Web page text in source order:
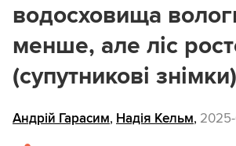
водосховища
менше, але ліс
(супутникові знімки)
Андрій Гарасим, Надія Кельм,